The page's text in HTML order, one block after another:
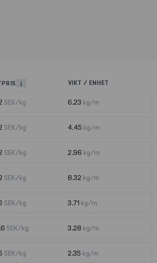
i VIKT / ENHET
SEK/kg 6.23 kg/m
SEK/kg 4.45 kg/m
SEK/kg 2.96 kg/m
SEK/kg 8.32 kg/m
SEK/kg 3.71 kg/m
SEK/kg 3.28 kg/m
SEK/kg 2.35 kg/m